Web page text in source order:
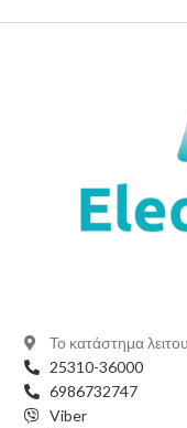
Το κατάστημα
25310-36000
6986732747
Viber